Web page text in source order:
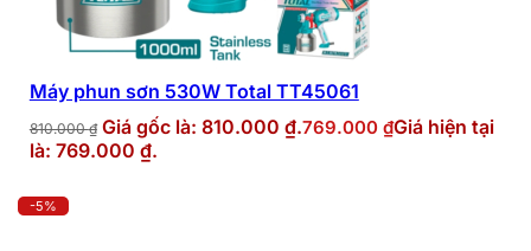
Máy phun sơn 530W Total TT45061
810.000₫ Giá gốc là: 810.000 ₫.769.000 ₫Giá hiện tại
là: 769.000 ₫.
-5%